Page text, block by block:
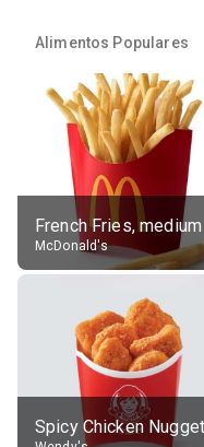
Alimentos Populares
French Fries, medium
McDonald's